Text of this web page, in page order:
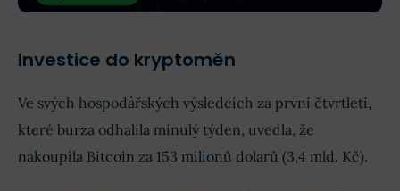
Investice do kryptoměn
Ve svých hospodářských výsledcích za první čtvrtletí,
které burza odhalila minulý týden, uvedla, že
nakoupila Bitcoin za 153 milionů dolarů (3,4 mld. Kč).